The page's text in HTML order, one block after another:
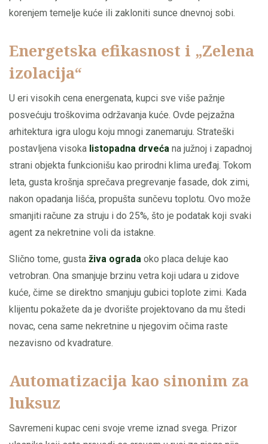
korenjem temelje kuće ili zakloniti sunce dnevnoj sobi.
Energetska efikasnost i „Zelena
izolacija“
U eri visokih cena energenata, kupci sve više pažnje
posvećuju troškovima održavanja kuće. Ovde pejzažna
arhitektura igra ulogu koju mnogi zanemaruju. Strateški
postavljena visoka listopadna drveća na južnoj i zapadnoj
strani objekta funkcionišu kao prirodni klima uređaj. Tokom
leta, gusta krošnja sprečava pregrevanje fasade, dok zimi,
nakon opadanja lišća, propušta sunčevu toplotu. Ovo može
smanjiti račune za struju i do 25%, što je podatak koji svaki
agent za nekretnine voli da istakne.
Slično tome, gusta živa ograda oko placa deluje kao
vetrobran. Ona smanjuje brzinu vetra koji udara u zidove
kuće, čime se direktno smanjuju gubici toplote zimi. Kada
klijentu pokažete da je dvorište projektovano da mu štedi
novac, cena same nekretnine u njegovim očima raste
nezavisno od kvadrature.
Automatizacija kao sinonim za
luksuz
Savremeni kupac ceni svoje vreme iznad svega. Prizor